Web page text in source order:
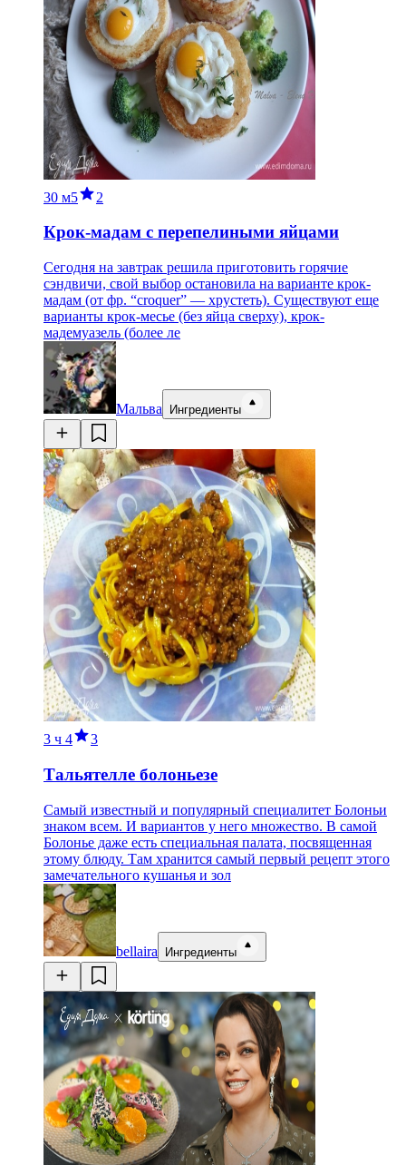
30 м5 2
Крок-мадам с перепелиными яйцами
Сегодня на завтрак решила приготовить горячие
сэндвичи, свой выбор остановила на варианте крок-
мадам (от фр. “croquer” — хрустеть). Существуют еще
варианты крок-месье (без яйца сверху), крок-
мадемуазель (более ле
Мальва Ингредиенты
3 ч 4 3
Тальятелле болоньезе
Самый известный и популярный специалитет Болоньи
знаком всем. И вариантов у него множество. В самой
Болонье даже есть специальная палата, посвященная
этому блюду. Там хранится самый первый рецепт этого
замечательного кушанья и зол
bellaira Ингредиенты